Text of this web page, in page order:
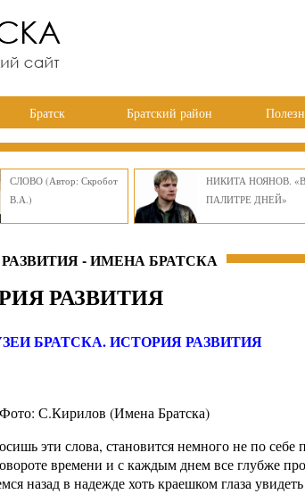
Братск Братский район
СЛОВО (Автор: Скробот
В.А.)
НИКИТА НОЯНОВ. «В
ПАЛИТРЕ ДНЕЙ»
- ИМЕНА БРАТСКА
РАЗВИТИЯ
БРАТСКА. ИСТОРИЯ РАЗВИТИЯ
С.Кирилов (Имена Братска)
эти слова, становится немного не по себе
времени и с каждым днем все глубже
назад в надежде хоть краешком глаза